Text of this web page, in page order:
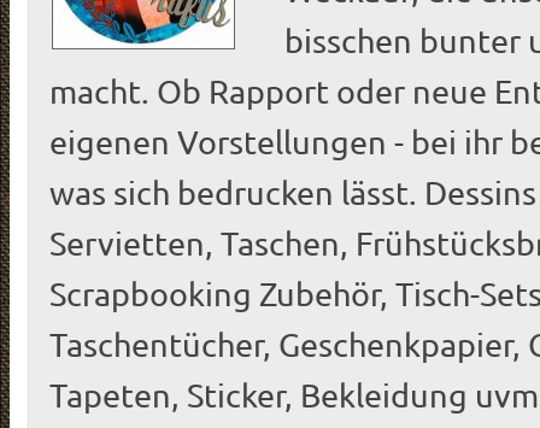
bisschen bunter
macht. Ob Rapport oder neue
eigenen Vorstellungen - bei ihr
was sich bedrucken lässt.
Servietten, Taschen,
Scrapbooking Zubehör, Tisch-
Taschentücher, Geschenkpapier,
Tapeten, Sticker, Bekleidung